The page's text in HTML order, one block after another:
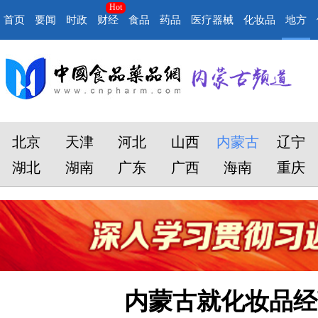
首页 要闻 时政 财经
Hot
食品 药品 医疗器械 化妆品 地方
北京 天津 河北 山西 内蒙古
辽宁
湖北
湖南 广东 广西 海南 重庆
内蒙古就化妆品